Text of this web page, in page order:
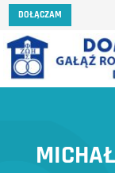
DOŁĄCZAM